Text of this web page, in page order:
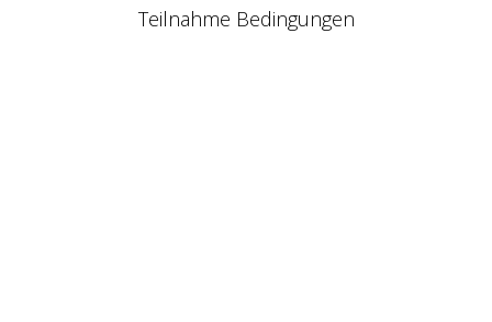
Teilnahme Bedingungen